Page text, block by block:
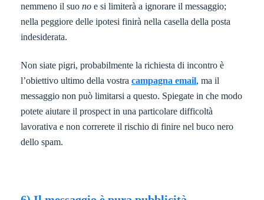
nemmeno il suo no e si limiterà a ignorare il messaggio;
nella peggiore delle ipotesi finirà nella casella della posta
indesiderata.
Non siate pigri, probabilmente la richiesta di incontro è
l’obiettivo ultimo della vostra campagna email, ma il
messaggio non può limitarsi a questo. Spiegate in che modo
potete aiutare il prospect in una particolare difficoltà
lavorativa e non correrete il rischio di finire nel buco nero
dello spam.